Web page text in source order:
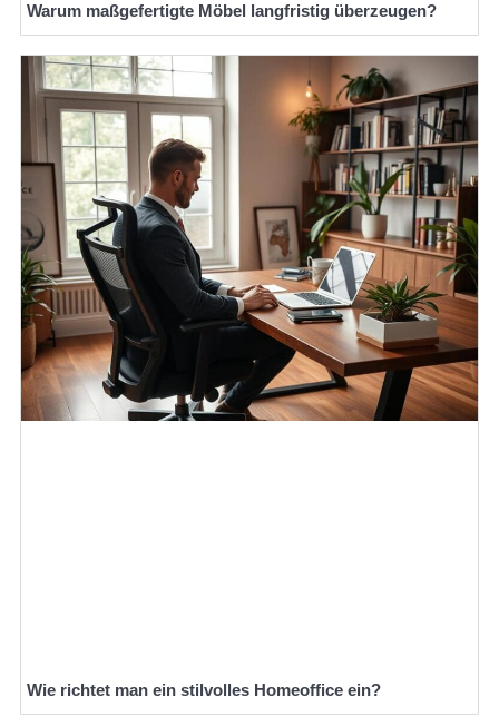
Warum maßgefertigte Möbel langfristig überzeugen?
Wie richtet man ein stilvolles Homeoffice ein?